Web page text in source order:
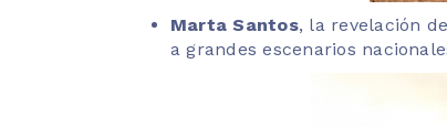
Marta Santos, la revelación
a grandes escenarios